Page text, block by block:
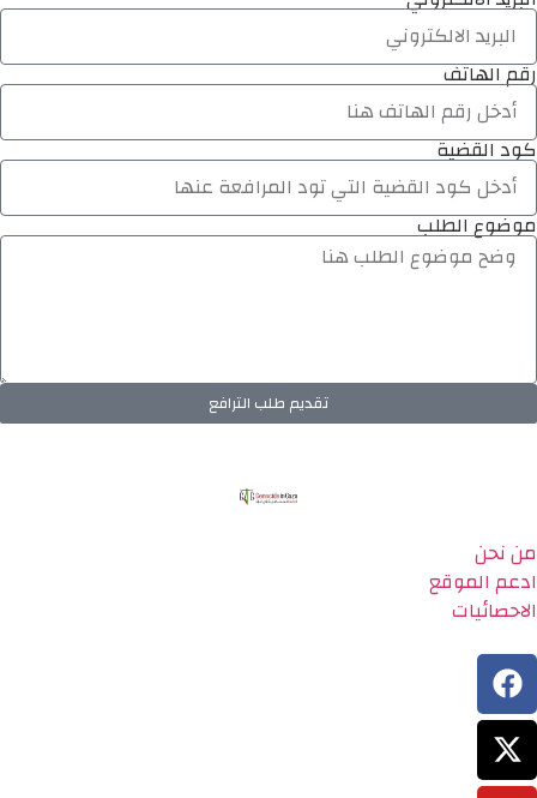
رقم الهاتف
كود القضية
موضوع الطلب
تقديم طلب الترافع
من نحن
ادعم الموقع
الاحصائيات